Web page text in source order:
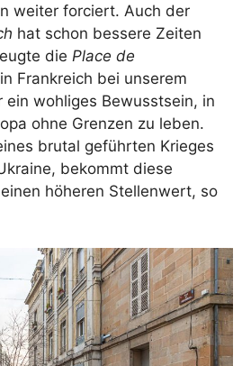
weiter forciert. Auch der
hat schon bessere Zeiten
die Place de
Frankreich bei unserem
ein wohliges Bewusstsein, in
ohne Grenzen zu leben.
brutal geführten Krieges
bekommt diese
höheren Stellenwert, so